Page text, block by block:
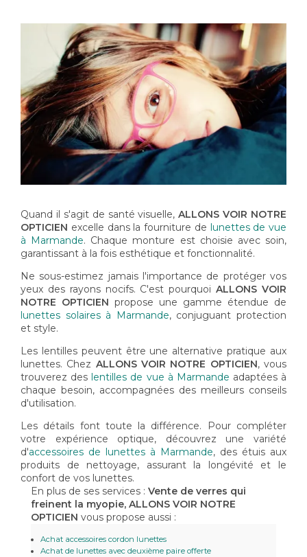
Quand il s'agit de santé visuelle,ALLONS VOIR NOTRE
OPTICIEN excelle dans la fourniture de lunettes de vue
à Marmande. Chaque monture est choisie avec soin,
garantissant à la fois esthétique et fonctionnalité.
Ne sous-estimez jamais l'importance de protéger vos
yeux des rayons nocifs. C'est pourquoiALLONS VOIR
NOTRE OPTICIEN propose une gamme étendue de
lunettes solaires à Marmande, conjuguant protection
et style.
Les lentilles peuvent être une alternative pratique aux
lunettes. Chez ALLONS VOIR NOTRE OPTICIEN, vous
trouverez des lentilles de vue à Marmande adaptées à
chaque besoin, accompagnées des meilleurs conseils
d'utilisation.
Les détails font toute la différence. Pour compléter
votre expérience optique, découvrez une variété
d'accessoires de lunettes à Marmande, des étuis aux
produits de nettoyage, assurant la longévité et le
confort de vos lunettes.
En plus de ses services : Vente de verres qui
freinent la myopie, ALLONS VOIR NOTRE
OPTICIEN vous propose aussi :
Achat accessoires cordon lunettes
Achat de lunettes avec deuxième paire offerte